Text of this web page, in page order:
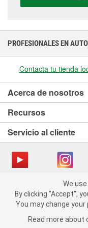
We use cookies on our
to the
You may change
Read more about
PROFESIONALES EN
Contacta tu tienda
Acerca de nosotros
Recursos
Servicio al cliente
Copyright © 2008-2026
catalog_main
Política de privacidad
de California
We
By clicking "Accept",
You may change
Read more about